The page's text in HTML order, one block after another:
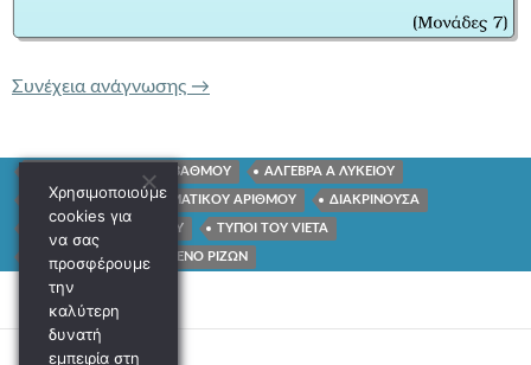
Συνέχεια ανάγνωσης ΤΡΑΠΕΖΑ ΘΕΜΑΤΩΝ 1486
→
ΕΞΙΣΩΣΕΙΣ ΔΕΥΤΕΡΟΥ ΒΑΘΜΟΥ ΑΛΓΕΒΡΑ Α ΛΥΚΕΙΟΥ
ΑΠΟΛΥΤΗ ΤΙΜΗ ΠΡΑΓΜΑΤΙΚΟΥ ΑΡΙΘΜΟΥ ΔΙΑΚΡΙΝΟΥΣΑ
ΠΡΟΣΗΜΟ ΤΡΙΩΝΥΜΟΥ ΤΥΠΟΙ ΤΟΥ VIETA
ΑΘΡΟΙΣΜΑ ΚΑΙ ΓΙΝΟΜΕΝΟ ΡΙΖΩΝ
Χρησιμοποιούμε
cookies για
να σας
προσφέρουμε
την
καλύτερη
δυνατή
εμπειρία στη